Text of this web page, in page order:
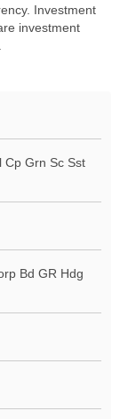
Investment
investment
Cp Grn Sc Sst
Bd GR Hdg